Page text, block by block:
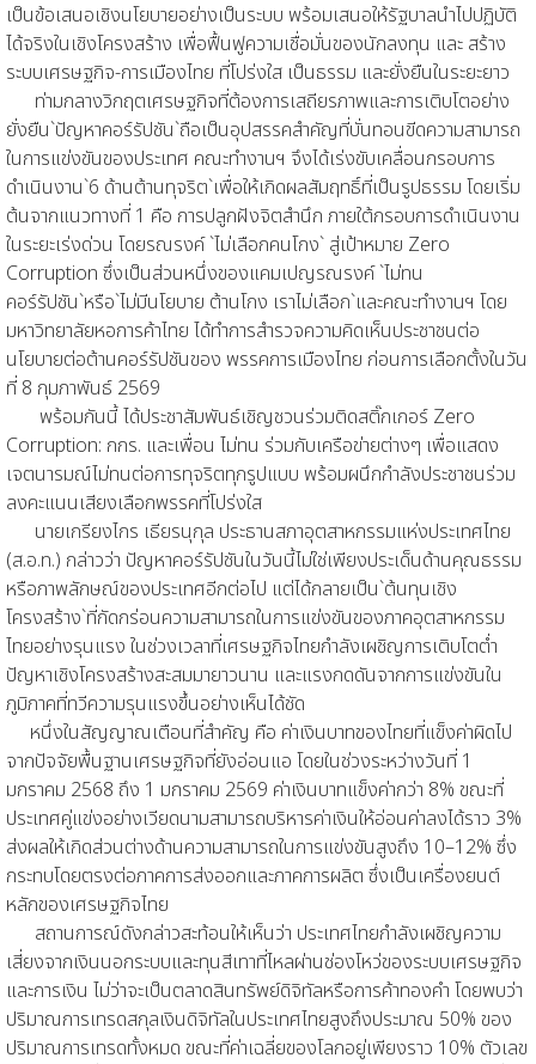
เป็นข้อเสนอเชิงนโยบายอย่างเป็นระบบ พร้อมเสนอให้รัฐบาลนำไปปฏิบัติ
ได้จริงในเชิงโครงสร้าง เพื่อฟื้นฟูความเชื่อมั่นของนักลงทุน และ สร้าง
ระบบเศรษฐกิจ-การเมืองไทย ที่โปร่งใส เป็นธรรม และยั่งยืนในระยะยาว
ท่ามกลางวิกฤตเศรษฐกิจที่ต้องการเสถียรภาพและการเติบโตอย่าง
ยั่งยืน`ปัญหาคอร์รัปชัน`ถือเป็นอุปสรรคสำคัญที่บั่นทอนขีดความสามารถ
ในการแข่งขันของประเทศ คณะทำงานฯ จึงได้เร่งขับเคลื่อนกรอบการ
ดำเนินงาน`6 ด้านต้านทุจริต`เพื่อให้เกิดผลสัมฤทธิ์ที่เป็นรูปธรรม โดยเริ่ม
ต้นจากแนวทางที่ 1 คือ การปลูกฝังจิตสำนึก ภายใต้กรอบการดำเนินงาน
ในระยะเร่งด่วน โดยรณรงค์ `ไม่เลือกคนโกง` สู่เป้าหมาย Zero
Corruption ซึ่งเป็นส่วนหนึ่งของแคมเปญรณรงค์ `ไม่ทน
คอร์รัปชัน`หรือ`ไม่มีนโยบาย ต้านโกง เราไม่เลือก`และคณะทำงานฯ โดย
มหาวิทยาลัยหอการค้าไทย ได้ทำการสำรวจความคิดเห็นประชาชนต่อ
นโยบายต่อต้านคอร์รัปชันของ พรรคการเมืองไทย ก่อนการเลือกตั้งในวัน
ที่ 8 กุมภาพันธ์ 2569
พร้อมกันนี้ ได้ประชาสัมพันธ์เชิญชวนร่วมติดสติ๊กเกอร์ Zero
Corruption: กกร. และเพื่อน ไม่ทน ร่วมกับเครือข่ายต่างๆ เพื่อแสดง
เจตนารมณ์ไม่ทนต่อการทุจริตทุกรูปแบบ พร้อมผนึกกำลังประชาชนร่วม
ลงคะแนนเสียงเลือกพรรคที่โปร่งใส
นายเกรียงไกร เธียรนุกุล ประธานสภาอุตสาหกรรมแห่งประเทศไทย
(ส.อ.ท.) กล่าวว่า ปัญหาคอร์รัปชันในวันนี้ไม่ใช่เพียงประเด็นด้านคุณธรรม
หรือภาพลักษณ์ของประเทศอีกต่อไป แต่ได้กลายเป็น`ต้นทุนเชิง
โครงสร้าง`ที่กัดกร่อนความสามารถในการแข่งขันของภาคอุตสาหกรรม
ไทยอย่างรุนแรง ในช่วงเวลาที่เศรษฐกิจไทยกำลังเผชิญการเติบโตต่ำ
ปัญหาเชิงโครงสร้างสะสมมายาวนาน และแรงกดดันจากการแข่งขันใน
ภูมิภาคที่ทวีความรุนแรงขึ้นอย่างเห็นได้ชัด
หนึ่งในสัญญาณเตือนที่สำคัญ คือ ค่าเงินบาทของไทยที่แข็งค่าผิดไป
จากปัจจัยพื้นฐานเศรษฐกิจที่ยังอ่อนแอ โดยในช่วงระหว่างวันที่ 1
มกราคม 2568 ถึง 1 มกราคม 2569 ค่าเงินบาทแข็งค่ากว่า 8% ขณะที่
ประเทศคู่แข่งอย่างเวียดนามสามารถบริหารค่าเงินให้อ่อนค่าลงได้ราว 3%
ส่งผลให้เกิดส่วนต่างด้านความสามารถในการแข่งขันสูงถึง 10–12% ซึ่ง
กระทบโดยตรงต่อภาคการส่งออกและภาคการผลิต ซึ่งเป็นเครื่องยนต์
หลักของเศรษฐกิจไทย
สถานการณ์ดังกล่าวสะท้อนให้เห็นว่า ประเทศไทยกำลังเผชิญความ
เสี่ยงจากเงินนอกระบบและทุนสีเทาที่ไหลผ่านช่องโหว่ของระบบเศรษฐกิจ
และการเงิน ไม่ว่าจะเป็นตลาดสินทรัพย์ดิจิทัลหรือการค้าทองคำ โดยพบว่า
ปริมาณการเทรดสกุลเงินดิจิทัลในประเทศไทยสูงถึงประมาณ 50% ของ
ปริมาณการเทรดทั้งหมด ขณะที่ค่าเฉลี่ยของโลกอยู่เพียงราว 10% ตัวเลข